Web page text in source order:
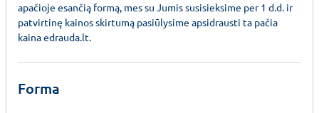
apačioje esančią formą, mes su Jumis susisieksime per 1 d.d. ir
patvirtinę kainos skirtumą pasiūlysime apsidrausti ta pačia
kaina edrauda.lt.
Forma